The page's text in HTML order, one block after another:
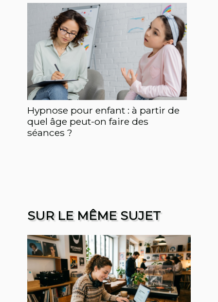
Hypnose pour enfant : à partir de
quel âge peut-on faire des
séances ?
SUR LE MÊME SUJET